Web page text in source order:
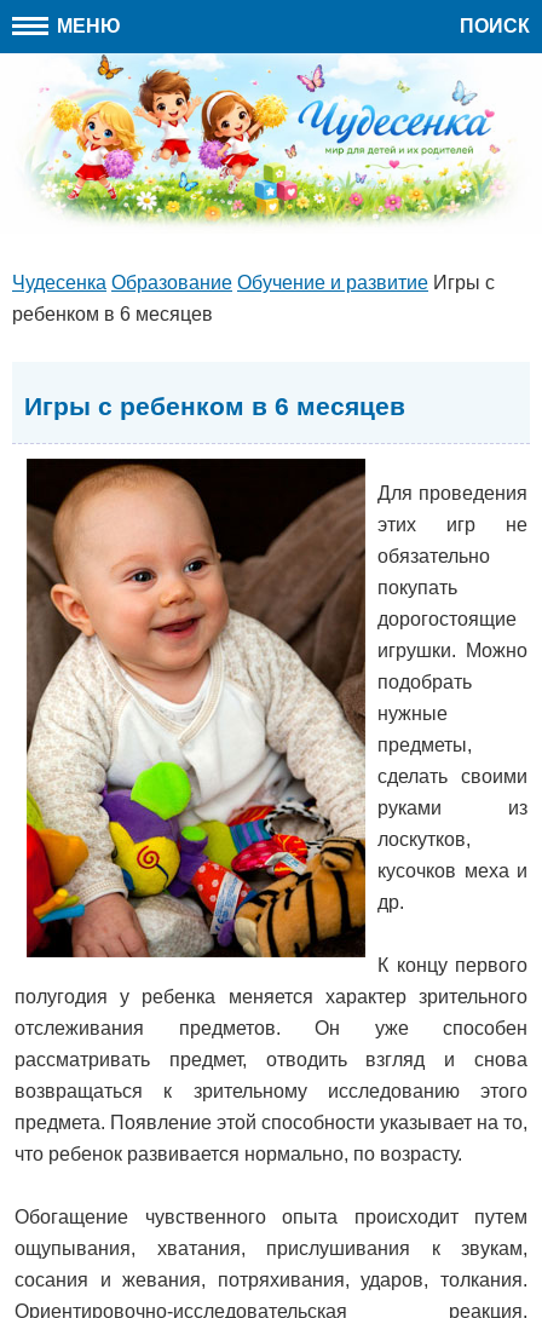
МЕНЮ ПОИСК
Чудесенка Образование Обучение и развитие Игры с
ребенком в 6 месяцев
Игры с ребенком в 6 месяцев
Для проведения
этих игр не
обязательно
покупать
дорогостоящие
игрушки. Можно
подобрать
нужные
предметы,
сделать своими
руками из
лоскутков,
кусочков меха и
др.
К концу первого
полугодия у ребенка меняется характер зрительного
отслеживания предметов. Он уже способен
рассматривать предмет, отводить взгляд и снова
возвращаться к зрительному исследованию этого
предмета. Появление этой способности указывает на то,
что ребенок развивается нормально, по возрасту.
Обогащение чувственного опыта происходит путем
ощупывания, хватания, прислушивания к звукам,
сосания и жевания, потряхивания, ударов, толкания.
Ориентировочно-исследовательская реакция,